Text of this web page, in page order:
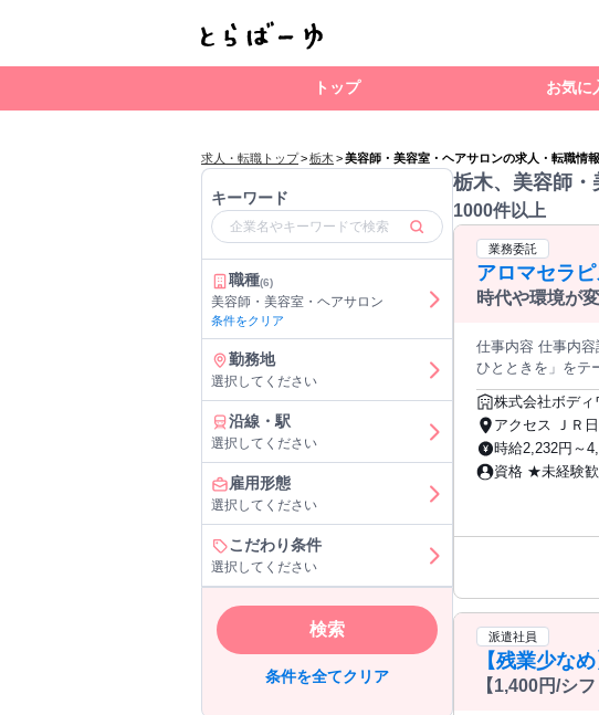
トップ お気に
求人・転職トップ>栃木 >美容師・美容室・ヘアサロンの求人・転職情報
キーワード
職種(6)
美容師・美容室・ヘアサロン
条件をクリア
勤務地
選択してください
沿線・駅
選択してください
雇用形態
選択してください
こだわり条件
選択してください
検索
条件を全てクリア
栃木、美容師・
1000件以上
業務委託
アロマセラピ
時代や環境が
仕事内容 仕事内
ひとときを」をテ
メントオイルを使
取り込み、心身ともに深いリラ
た先で、先輩たち
ンスを取得し、
をすることも可能
6 か月に 1 回昇給のチャン
30,000人のプロ
期間：約1ヶ月程
も地域研修開催予
ルトリートメント・フェ
にお店にお客様
す。 ( 先輩 Staff
株式会社ボデ
アクセス ＪＲ
京ライン/ＪＲ
線 宇都宮西口
時給2,232円～
資格 ★未経験
迎！優遇しま
レ/アロマ専門
い。 ・鍼灸師
験者の方は10
ない方も、ご相
派遣社員
【残業少な
【1,400円/シ